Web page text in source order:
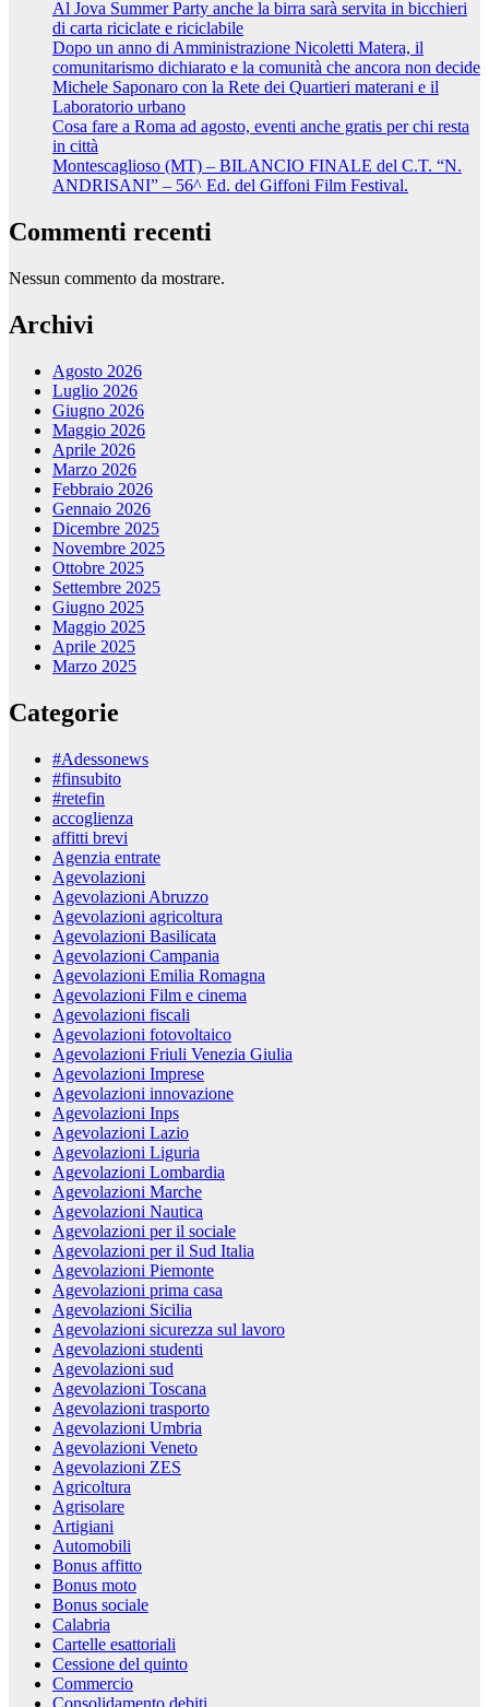
Al Jova Summer Party anche la birra sarà servita in bicchieri
di carta riciclate e riciclabile
Dopo un anno di Amministrazione Nicoletti Matera, il
comunitarismo dichiarato e la comunità che ancora non decide
Michele Saponaro con la Rete dei Quartieri materani e il
Laboratorio urbano
Cosa fare a Roma ad agosto, eventi anche gratis per chi resta
in città
Montescaglioso (MT) – BILANCIO FINALE del C.T. “N.
ANDRISANI” – 56^ Ed. del Giffoni Film Festival.
Commenti recenti
Nessun commento da mostrare.
Archivi
Agosto 2026
Luglio 2026
Giugno 2026
Maggio 2026
Aprile 2026
Marzo 2026
Febbraio 2026
Gennaio 2026
Dicembre 2025
Novembre 2025
Ottobre 2025
Settembre 2025
Giugno 2025
Maggio 2025
Aprile 2025
Marzo 2025
Categorie
#Adessonews
#finsubito
#retefin
accoglienza
affitti brevi
Agenzia entrate
Agevolazioni
Agevolazioni Abruzzo
Agevolazioni agricoltura
Agevolazioni Basilicata
Agevolazioni Campania
Agevolazioni Emilia Romagna
Agevolazioni Film e cinema
Agevolazioni fiscali
Agevolazioni fotovoltaico
Agevolazioni Friuli Venezia Giulia
Agevolazioni Imprese
Agevolazioni innovazione
Agevolazioni Inps
Agevolazioni Lazio
Agevolazioni Liguria
Agevolazioni Lombardia
Agevolazioni Marche
Agevolazioni Nautica
Agevolazioni per il sociale
Agevolazioni per il Sud Italia
Agevolazioni Piemonte
Agevolazioni prima casa
Agevolazioni Sicilia
Agevolazioni sicurezza sul lavoro
Agevolazioni studenti
Agevolazioni sud
Agevolazioni Toscana
Agevolazioni trasporto
Agevolazioni Umbria
Agevolazioni Veneto
Agevolazioni ZES
Agricoltura
Agrisolare
Artigiani
Automobili
Bonus affitto
Bonus moto
Bonus sociale
Calabria
Cartelle esattoriali
Cessione del quinto
Commercio
Consolidamento debiti